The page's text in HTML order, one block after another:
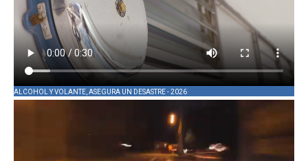
ALCOHOL Y VOLANTE, ASEGURA UN DESASTRE - 2026